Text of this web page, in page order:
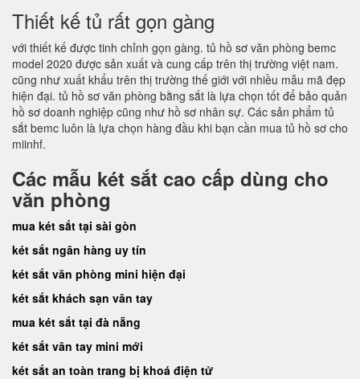
Thiết kế tủ rất gọn gàng
với thiết kế được tinh chỉnh gọn gàng. tủ hồ sơ văn phòng bemc
model 2020 được sản xuất và cung cấp trên thị trường việt nam.
cũng như xuất khẩu trên thị trường thế giới với nhiều mẫu mã đẹp
hiện đại. tủ hồ sơ văn phòng bằng sắt là lựa chọn tốt để bảo quản
hồ sơ doanh nghiệp cũng như hồ sơ nhân sự. Các sản phẩm tủ
sắt bemc luôn là lựa chọn hàng đầu khi bạn cần mua tủ hồ sơ cho
miinhf.
Các mẫu két sắt cao cấp dùng cho
văn phòng
mua két sắt tại sài gòn
két sắt ngân hàng uy tín
két sắt văn phòng mini hiện đại
két sắt khách sạn vân tay
mua két sắt tại đà nẵng
két sắt vân tay mini mới
két sắt an toàn trang bị khoá điện tử